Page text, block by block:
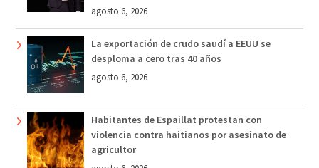
agosto 6, 2026
La exportación de crudo saudí a EEUU se
desploma a cero tras 40 años
agosto 6, 2026
Habitantes de Espaillat protestan con
violencia contra haitianos por asesinato de
agricultor